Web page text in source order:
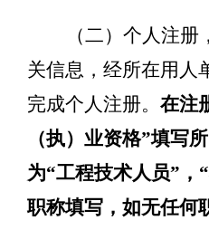
（二） 个人注册
关信息，经所在用人
完成个人注册。 在注
（执）业资格”填写
为“工程技术人员” ， “
职称填写，如无任何